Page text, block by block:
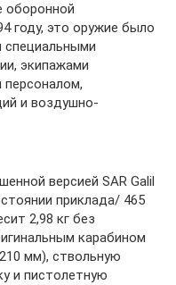
оборонной
году, это оружие было
специальными
экипажами
и воздушно-
версией SAR Galil
приклада/ 465
2,98 кг без
карабином
мм), ствольную
и пистолетную